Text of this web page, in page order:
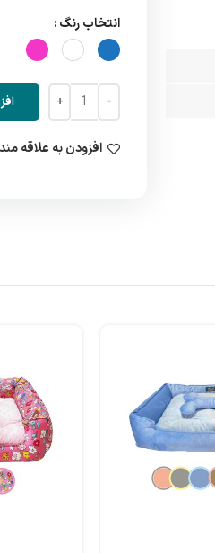
انتخاب رنگ
افزودن به علاقه